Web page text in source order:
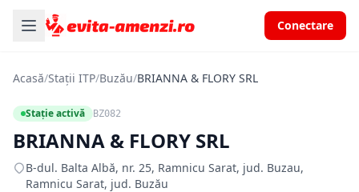
Conectare
Acasă/Stații ITP/Buzău/BRIANNA & FLORY SRL
Stație activă BZ082
BRIANNA & FLORY SRL
B-dul. Balta Albă, nr. 25, Ramnicu Sarat, jud. Buzau,
Ramnicu Sarat, jud. Buzău